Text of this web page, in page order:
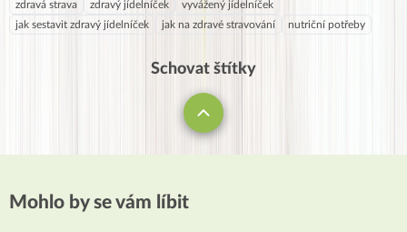
zdravá strava zdravý jídelníček
vyvážený jídelníček
jak sestavit zdravý jídelníček
jak na zdravé stravování nutriční potřeby
Schovat štítky
Mohlo by se vám líbit